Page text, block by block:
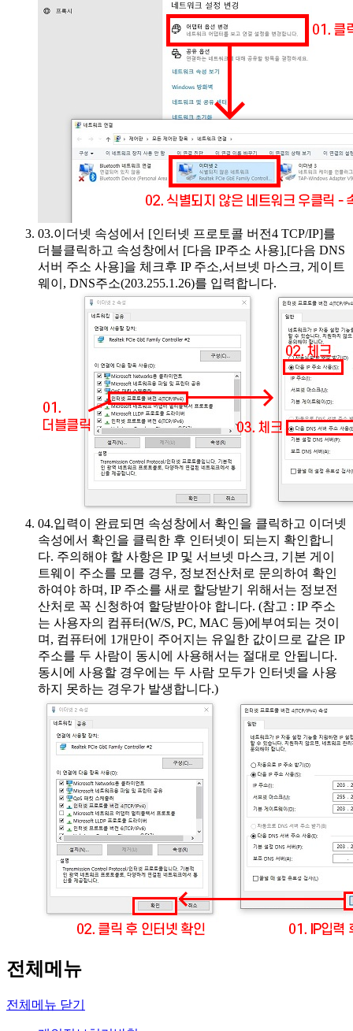
03.이더넷 속성에서 [인터넷 프로토콜 버전4 TCP/IP]를
더블클릭하고 속성창에서 [다음 IP주소 사용],[다음 DNS
서버 주소 사용]을 체크후 IP 주소,서브넷 마스크, 게이트
웨이, DNS주소(203.255.1.26)를 입력합니다.
04.입력이 완료되면 속성창에서 확인을 클릭하고 이더넷
속성에서 확인을 클릭한 후 인터넷이 되는지 확인합니
다. 주의해야 할 사항은 IP 및 서브넷 마스크, 기본 게이
트웨이 주소를 모를 경우, 정보전산처로 문의하여 확인
하여야 하며, IP 주소를 새로 할당받기 위해서는 정보전
산처로 꼭 신청하여 할당받아야 합니다. (참고 : IP 주소
는 사용자의 컴퓨터(W/S, PC, MAC 등)에부여되는 것이
며, 컴퓨터에 1개만이 주어지는 유일한 값이므로 같은 IP
주소를 두 사람이 동시에 사용해서는 절대로 안됩니다.
동시에 사용할 경우에는 두 사람 모두가 인터넷을 사용
하지 못하는 경우가 발생합니다.)
전체메뉴
전체메뉴 닫기